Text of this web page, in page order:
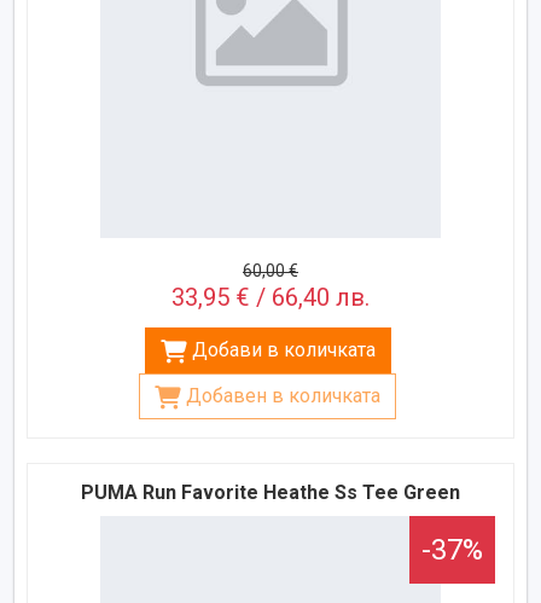
60,00 €
33,95 € / 66,40 лв.
Добави в количката
Добавен в количката
PUMA Run Favorite Heathe Ss Tee Green
-37%